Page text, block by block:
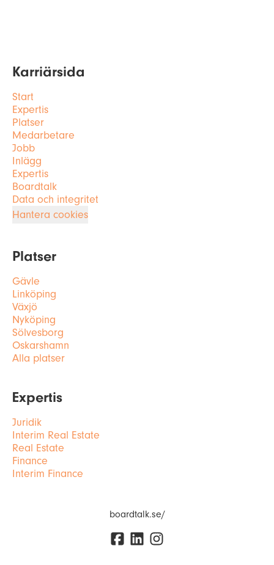
Karriärsida
Start
Expertis
Platser
Medarbetare
Jobb
Inlägg
Expertis
Boardtalk
Data och integritet
Hantera cookies
Platser
Gävle
Linköping
Växjö
Nyköping
Sölvesborg
Oskarshamn
Alla platser
Expertis
Juridik
Interim Real Estate
Real Estate
Finance
Interim Finance
boardtalk.se/